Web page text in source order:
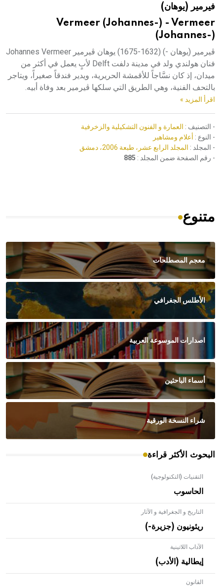
هيئة الموسوعة العربية تطلق موسوعات جديدة في عام 2026فيرمير (يوهان)
Vermeer (Johannes-) - Vermeer
(Johannes-)
ڤيرمير (يوهان -) (1632-1675) يوهان ڤيرمير Johannes Vermeer
فنان هولندي ولد في مدينة دلفت Delft لأبٍ يعمل في أكثر من
ميدان، إذ كان نسَّاجاً للأقمشة الحريرية، ويدير فندقاً صغيراً، ويتاجر
بالتحف الفنية، وهي الطريق التي سلكها ڤيرمير بعد وفاة أبيه.
اقرأ المزيد »
- التصنيف : العمارة و الفنون التشكيلية والزخرفية
- النوع : أعلام ومشاهير
- المجلد : المجلد الرابع عشر، طبعة 2006، دمشق
- رقم الصفحة ضمن المجلد : 885
متنوع
معجم المصطلحات
الأطلس الجغرافي
اصدارات الموسوعة العربية
أسماء الباحثين
شراء النسخة الورقية
البحوث الأكثر قراءة
التقنيات (التكنولوجية)
الحاسوب
التاريخ و الجغرافية و الآثار
ريئونيون (جزيرة-)
الآداب اللاتينية
إيطالية (الأدب)
القانون- هل تعلم أن الأبلق نوع من الفنون الهندسية التي ارتبطت